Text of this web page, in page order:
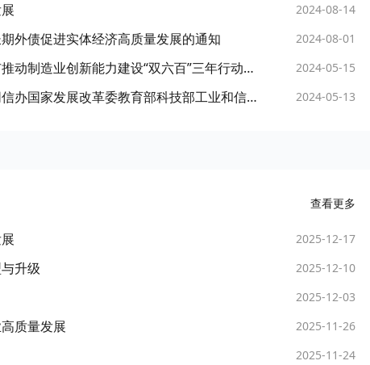
2024-08-14
外债促进实体经济高质量发展的通知 2024-08-01
市工信局市企业发展服务中心召开《蚌埠市推动制造业创新能力建设“双六百”三年行动计划》政策宣传及交流对接会 2024-05-15
人力资源社会保障部中共中央组织部中央网信办国家发展改革委教育部科技部工业和信息化部财政部国家数据局关于印发《加快数字人才培育支撑数字经济发展行动方案（2024—2026年）》的通知 2024-05-13
查看更多
2025-12-17
升级 2025-12-10
2025-12-03
质量发展 2025-11-26
2025-11-24